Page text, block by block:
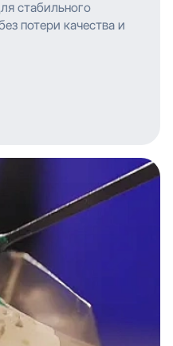
стабильного
потери качества и